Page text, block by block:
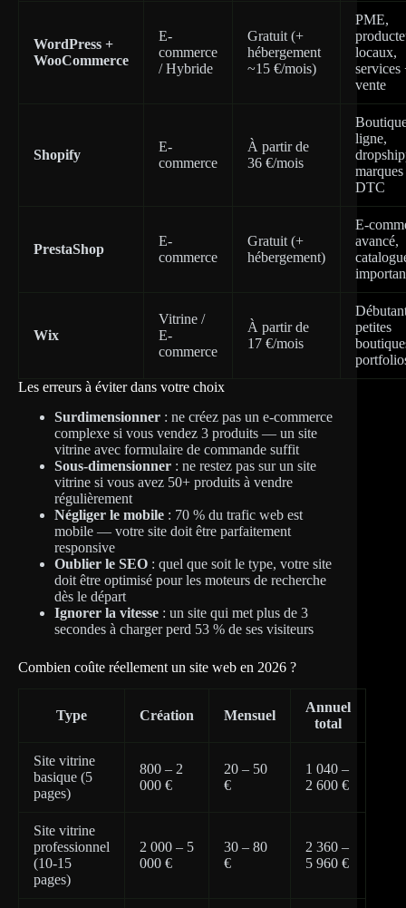
WordPress +
WooCommerce
E-
commerce
/ Hybride
Gratuit (+
hébergement
~15 €/mois)
PME,
locaux,
services
vente
Shopify
E-
commerce
À partir de
36 €/mois
ligne,
marques
DTC
PrestaShop
E-
commerce
Gratuit (+
hébergement)
E-
avancé,
Wix
Vitrine /
E-
commerce
À partir de
17 €/mois
petites
Les erreurs à éviter dans votre choix
Surdimensionner : ne créez pas un e-commerce
complexe si vous vendez 3 produits — un site
vitrine avec formulaire de commande suffit
Sous-dimensionner : ne restez pas sur un site
vitrine si vous avez 50+ produits à vendre
régulièrement
Négliger le mobile : 70 % du trafic web est
mobile — votre site doit être parfaitement
responsive
Oublier le SEO : quel que soit le type, votre site
doit être optimisé pour les moteurs de recherche
dès le départ
Ignorer la vitesse : un site qui met plus de 3
secondes à charger perd 53 % de ses visiteurs
Combien coûte réellement un site web en 2026 ?
Type Création Mensuel
Annuel
total
Site vitrine
basique (5
pages)
800 – 2
000 €
20 – 50
€
1 040 –
2 600 €
Site vitrine
professionnel
(10-15
pages)
2 000 – 5
000 €
30 – 80
€
2 360 –
5 960 €